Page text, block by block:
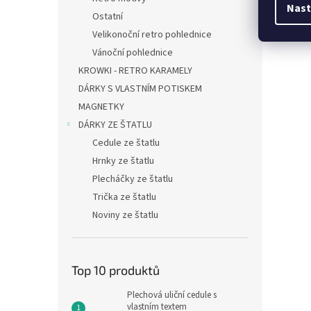
Ostatní
Velikonoční retro pohlednice
Vánoční pohlednice
KROWKI - RETRO KARAMELY
DÁRKY S VLASTNÍM POTISKEM
MAGNETKY
DÁRKY ZE ŠTATLU
Cedule ze štatlu
Hrnky ze štatlu
Plecháčky ze štatlu
Trička ze štatlu
Noviny ze štatlu
Top 10 produktů
Plechová uliční cedule s
vlastním textem